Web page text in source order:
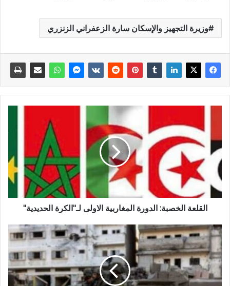
وزيرة التجهيز والإسكان سارة الزعفراني الزنزري
القلعة الخصبة: الدورة المغاربية الاولى لـ"الكرة الحديدية"